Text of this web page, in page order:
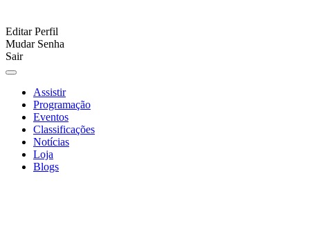
Editar Perfil
Mudar Senha
Sair
Assistir
Programação
Eventos
Classificações
Notícias
Loja
Blogs